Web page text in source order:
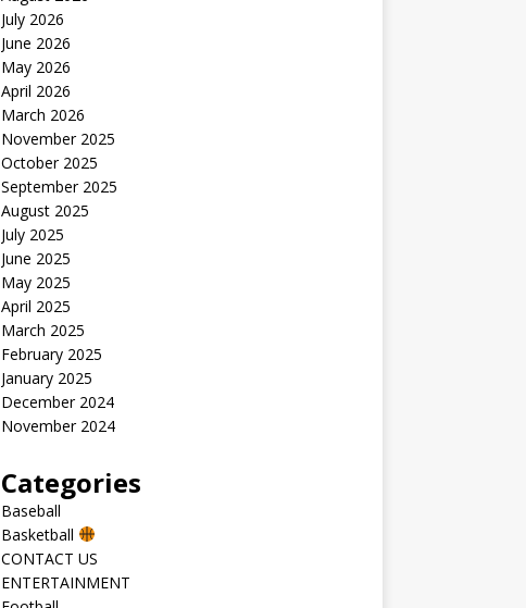
July 2026
June 2026
May 2026
April 2026
March 2026
November 2025
October 2025
September 2025
August 2025
July 2025
June 2025
May 2025
April 2025
March 2025
February 2025
January 2025
December 2024
November 2024
Categories
Baseball
Basketball
CONTACT US
ENTERTAINMENT